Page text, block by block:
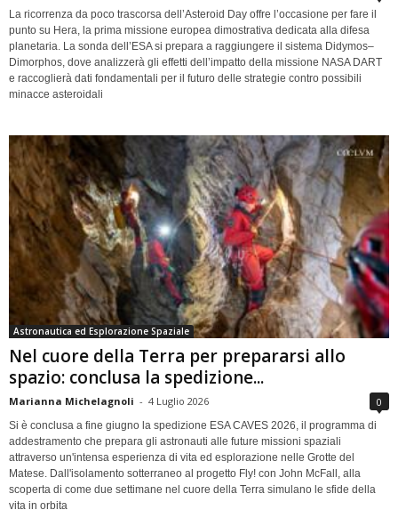
La ricorrenza da poco trascorsa dell’Asteroid Day offre l’occasione per fare il
punto su Hera, la prima missione europea dimostrativa dedicata alla difesa
planetaria. La sonda dell’ESA si prepara a raggiungere il sistema Didymos–
Dimorphos, dove analizzerà gli effetti dell’impatto della missione NASA DART
e raccoglierà dati fondamentali per il futuro delle strategie contro possibili
minacce asteroidali
Astronautica ed Esplorazione Spaziale
Nel cuore della Terra per prepararsi allo
spazio: conclusa la spedizione...
Marianna Michelagnoli - 4 Luglio 2026 0
Si è conclusa a fine giugno la spedizione ESA CAVES 2026, il programma di
addestramento che prepara gli astronauti alle future missioni spaziali
attraverso un'intensa esperienza di vita ed esplorazione nelle Grotte del
Matese. Dall'isolamento sotterraneo al progetto Fly! con John McFall, alla
scoperta di come due settimane nel cuore della Terra simulano le sfide della
vita in orbita